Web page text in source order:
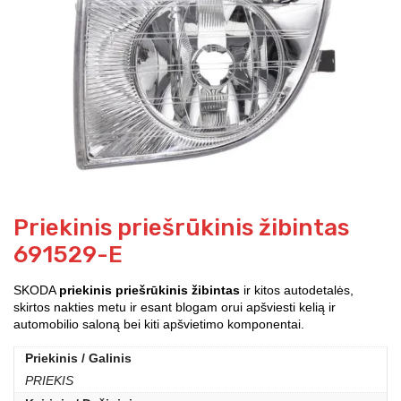
Priekinis priešrūkinis žibintas
691529-E
SKODA priekinis priešrūkinis žibintas ir kitos autodetalės,
skirtos nakties metu ir esant blogam orui apšviesti kelią ir
automobilio saloną bei kiti apšvietimo komponentai.
Priekinis / Galinis
PRIEKIS